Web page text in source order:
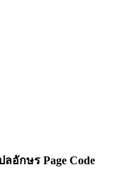
อักษร Page Code